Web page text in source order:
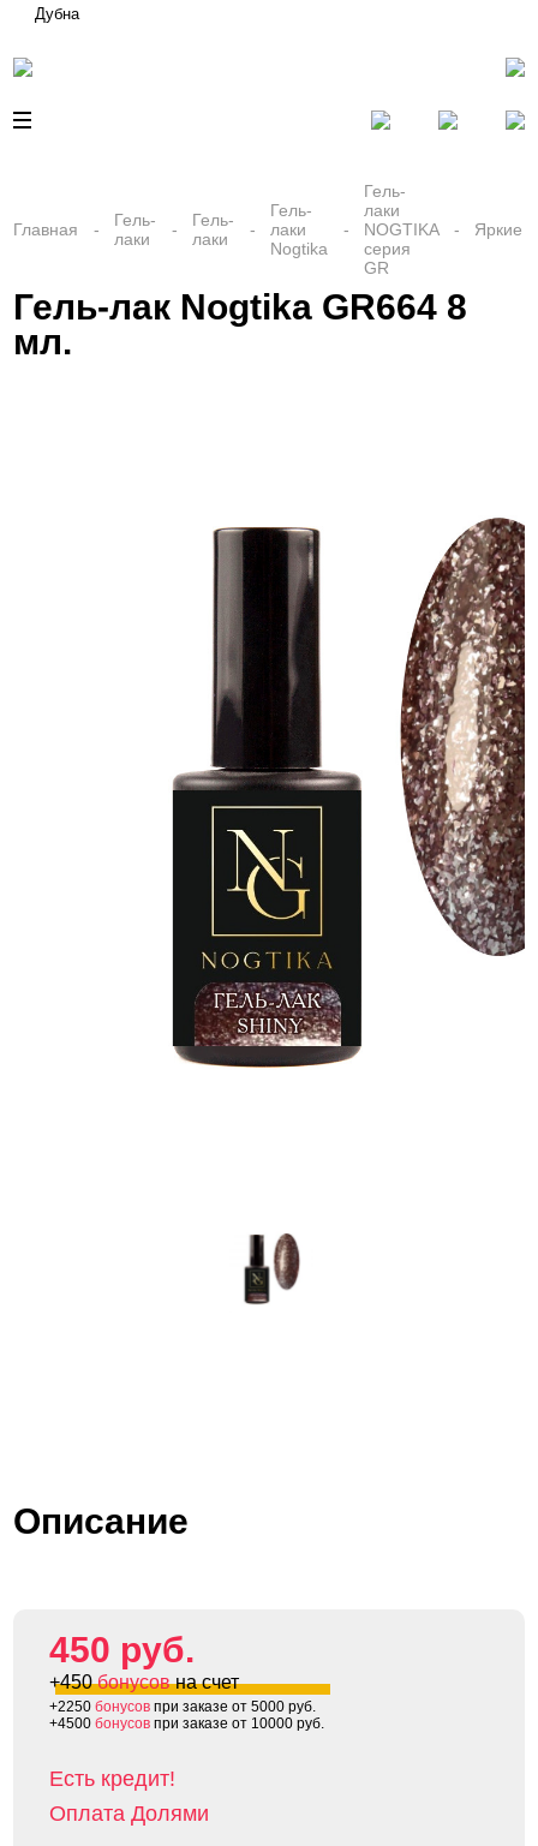
Дубна
Главная
Гель-
лаки
Гель-
лаки
Гель-
лаки
Nogtika
Гель-
лаки
NOGTIKA
серия
GR
Яркие
Гель-лак Nogtika GR664 8
мл.
Описание
450 руб.
+450бонусовна счет
+2250бонусов при заказе от 5000 руб.
+4500бонусов при заказе от 10000 руб.
Есть кредит!
Оплата Долями